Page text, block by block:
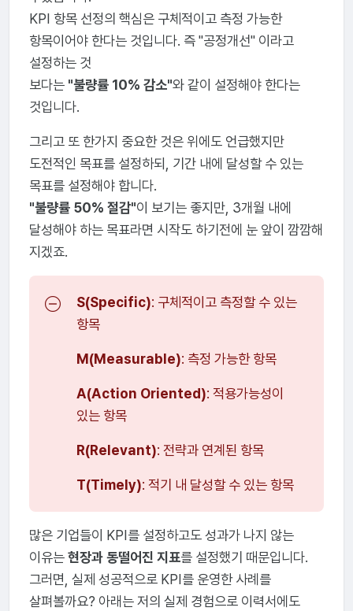
KPI 항목 선정의 핵심은 구체적이고 측정 가능한
항목이어야 한다는 것입니다. 즉 "공정개선" 이라고
설정하는 것
보다는 "불량률 10% 감소"와 같이 설정해야 한다는
것입니다.
그리고 또 한가지 중요한 것은 위에도 언급했지만
도전적인 목표를 설정하되, 기간 내에 달성할 수 있는
목표를 설정해야 합니다.
"불량률 50% 절감"이 보기는 좋지만, 3개월 내에
달성해야 하는 목표라면 시작도 하기전에 눈 앞이 깜깜해
지겠죠.
S(Specific): 구체적이고 측정할 수 있는
항목
M(Measurable): 측정 가능한 항목
A(Action Oriented): 적용가능성이
있는 항목
R(Relevant): 전략과 연계된 항목
T(Timely): 적기 내 달성할 수 있는 항목
많은 기업들이 KPI를 설정하고도 성과가 나지 않는
이유는현장과 동떨어진 지표를 설정했기 때문입니다.
그러면, 실제 성공적으로 KPI를 운영한 사례를
살펴볼까요? 아래는 저의 실제 경험으로 이력서에도